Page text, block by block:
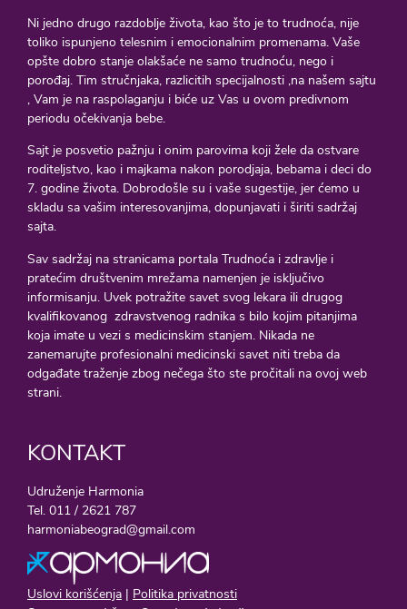
Ni jedno drugo razdoblje života, kao što je to trudnoća, nije
toliko ispunjeno telesnim i emocionalnim promenama. Vaše
opšte dobro stanje olakšaće ne samo trudnoću, nego i
porođaj. Tim stručnjaka, razlicitih specijalnosti ,na našem sajtu
, Vam je na raspolaganju i biće uz Vas u ovom predivnom
periodu očekivanja bebe.
Sajt je posvetio pažnju i onim parovima koji žele da ostvare
roditeljstvo, kao i majkama nakon porodjaja, bebama i deci do
7. godine života. Dobrodošle su i vaše sugestije, jer ćemo u
skladu sa vašim interesovanjima, dopunjavati i širiti sadržaj
sajta.
Sav sadržaj na stranicama portala Trudnoća i zdravlje i
pratećim društvenim mrežama namenjen je isključivo
informisanju. Uvek potražite savet svog lekara ili drugog
kvalifikovanog zdravstvenog radnika s bilo kojim pitanjima
koja imate u vezi s medicinskim stanjem. Nikada ne
zanemarujte profesionalni medicinski savet niti treba da
odgađate traženje zbog nečega što ste pročitali na ovoj web
strani.
KONTAKT
Udruženje Harmonia
Tel. 011 / 2621 787
harmoniabeograd@gmail.com
Uslovi korišćenja | Politika privatnosti